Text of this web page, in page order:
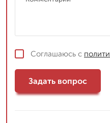
Соглашаюсь с
Задать вопрос